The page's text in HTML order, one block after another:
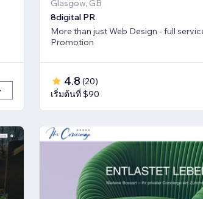
Glasgow, GB
8digital PR
More than just Web Design - full
Promotion
4.8 (20)
เริ่มต้นที่ $90